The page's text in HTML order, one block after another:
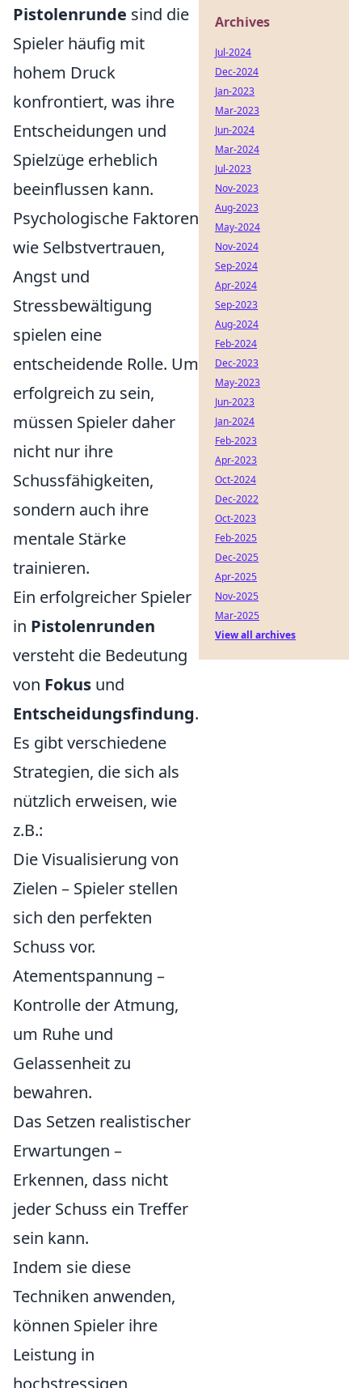
Pistolenrunde sind die
Spieler häufig mit
hohem Druck
konfrontiert, was ihre
Entscheidungen und
Spielzüge erheblich
beeinflussen kann.
Psychologische Faktoren
wie Selbstvertrauen,
Angst und
Stressbewältigung
spielen eine
entscheidende Rolle. Um
erfolgreich zu sein,
müssen Spieler daher
nicht nur ihre
Schussfähigkeiten,
sondern auch ihre
mentale Stärke
trainieren.
Ein erfolgreicher Spieler
in Pistolenrunden
versteht die Bedeutung
von Fokus und
Entscheidungsfindung.
Es gibt verschiedene
Strategien, die sich als
nützlich erweisen, wie
z.B.:
Die Visualisierung von
Zielen – Spieler stellen
sich den perfekten
Schuss vor.
Atementspannung –
Kontrolle der Atmung,
um Ruhe und
Gelassenheit zu
bewahren.
Das Setzen realistischer
Erwartungen –
Erkennen, dass nicht
jeder Schuss ein Treffer
sein kann.
Indem sie diese
Techniken anwenden,
können Spieler ihre
Leistung in
Archives
Jul-2024
Dec-2024
Jan-2023
Mar-2023
Jun-2024
Mar-2024
Jul-2023
Nov-2023
Aug-2023
May-2024
Nov-2024
Sep-2024
Apr-2024
Sep-2023
Aug-2024
Feb-2024
Dec-2023
May-2023
Jun-2023
Jan-2024
Feb-2023
Apr-2023
Oct-2024
Dec-2022
Oct-2023
Feb-2025
Dec-2025
Apr-2025
Nov-2025
Mar-2025
View all archives